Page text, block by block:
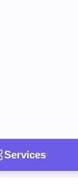
Services